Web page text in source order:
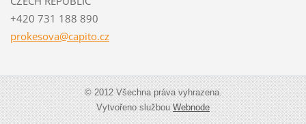
+420 731 188 890
prokesova@capito.cz
© 2012 Všechna práva vyhrazena.
Vytvořeno službouWebnode